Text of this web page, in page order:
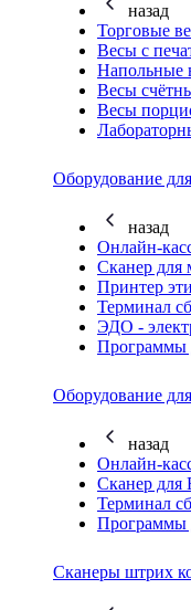
назад
Торговые
Весы с
Напольные
Весы
Весы
Оборудование
назад
Онлайн-
Сканер для
Принтер
Терминал
ЭДО -
Программы
Оборудование
назад
Онлайн-
Сканер
Терминал
Сканеры штрих